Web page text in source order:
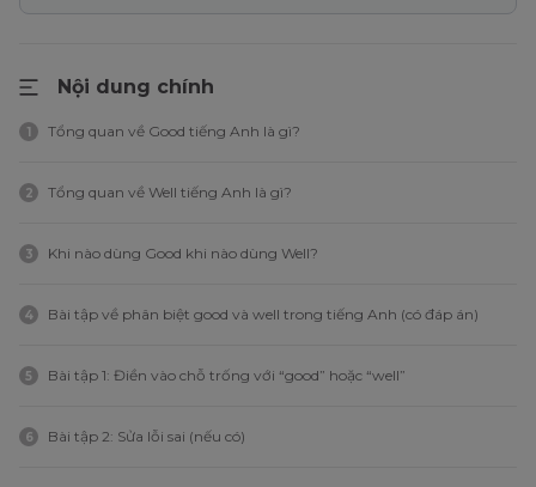
Nội dung chính
1 Tổng quan về Good tiếng Anh là gì?
2 Tổng quan về Well tiếng Anh là gì?
3 Khi nào dùng Good khi nào dùng Well?
4 Bài tập về phân biệt good và well trong tiếng Anh (có đáp án)
5 Bài tập 1: Điền vào chỗ trống với “good” hoặc “well”
6 Bài tập 2: Sửa lỗi sai (nếu có)